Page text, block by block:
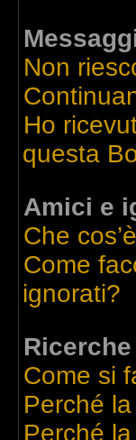
Non
Ho
questa
Amici e
Che
Come
ignorati?
Come si
Perché
Perché